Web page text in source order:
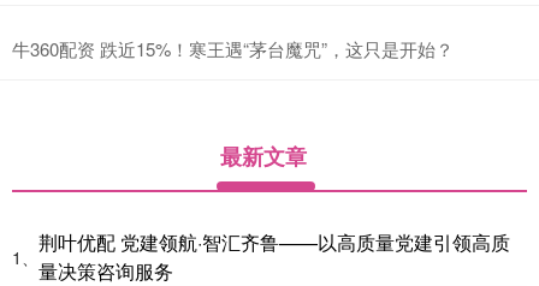
牛360配资 跌近15%！寒王遇“茅台魔咒”，这只是开始？
最新文章
1、
荆叶优配 党建领航·智汇齐鲁——以高质量党建引领高质
量决策咨询服务